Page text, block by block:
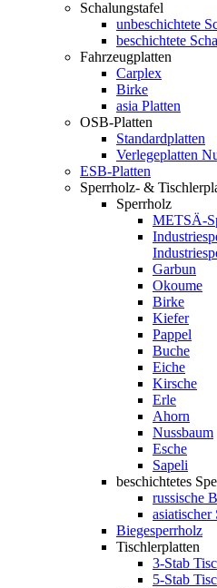
Schalungstafel
unbeschichtete
beschichtete
Fahrzeugplatten
Carplex
Birke
asia Platten
OSB-Platten
Standardplatten
Verlegeplatten
ESB-Platten
Sperrholz- &
Sperrholz
METSÄ-
Garbun
Okoume
Birke
Kiefer
Pappel
Buche
Eiche
Kirsche
Erle
Ahorn
Nussbaum
Esche
Sapeli
beschichtetes
russische
Biegesperrholz
Tischlerplatten
3-Stab
5-Stab